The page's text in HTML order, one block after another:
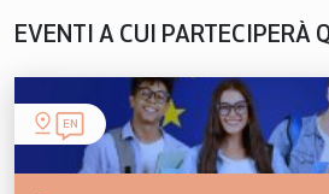
EVENTI A CUI PARTECIPERÀ
EN